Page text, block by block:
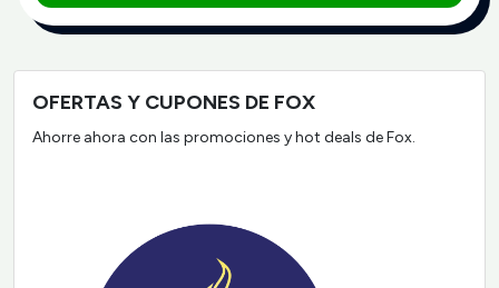
OFERTAS Y CUPONES DE FOX
Ahorre ahora con las promociones y hot deals de Fox.